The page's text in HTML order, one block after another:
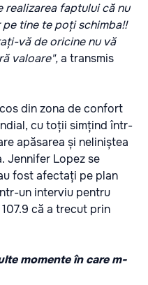
faptului că nu
tine te poți schimba!!
vă de oricine nu vă
valoare",a transmis
din zona de confort
cu toții simțind într-
apăsarea și neliniștea
Jennifer Lopez se
fost afectați pe plan
un interviu pentru
că a trecut prin
momente în care m-